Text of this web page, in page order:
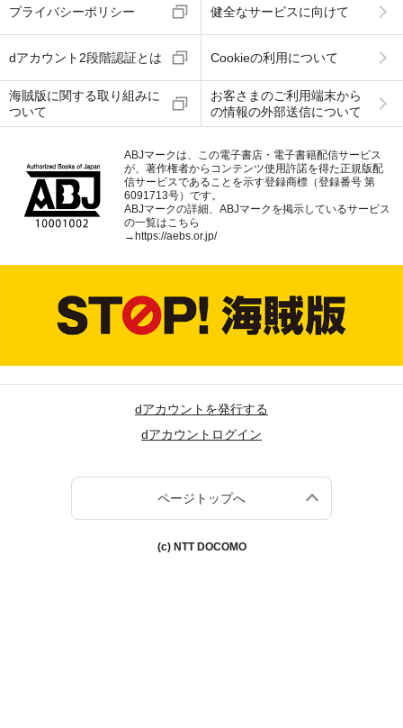
プライバシーポリシー 健全なサービスに向けて
dアカウント2段階認証とは Cookieの利用について
海賊版に関する取り組みに
ついて
お客さまのご利用端末から
の情報の外部送信について
ABJマークは、この電子書店・電子書籍配信サービス
が、著作権者からコンテンツ使用許諾を得た正規版配
信サービスであることを示す登録商標（登録番号 第
6091713号）です。
ABJマークの詳細、ABJマークを掲示しているサービス
の一覧はこちら
→https://aebs.or.jp/
dアカウントを発行する
dアカウントログイン
ページトップへ
(c) NTT DOCOMO